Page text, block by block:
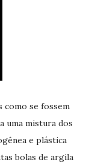
uma mistura dos
e plástica
bolas de argila